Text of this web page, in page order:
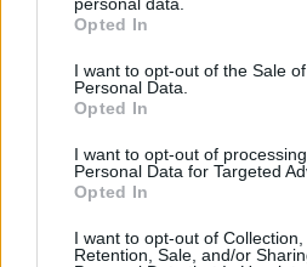
grant or deny consent to Google
use your data for below specified
consent section.
Opted In
I want to opt-out of the Sale
Personal Data.
Opted In
I want to opt-out of
Personal Data for Targeted
Opted In
I want to opt-out of Collection,
Retention, Sale, and/or
hogy berohannánk egy égő
tudja, mit tennénk valójában.